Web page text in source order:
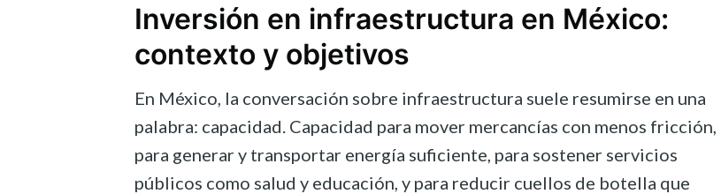
Inversión en infraestructura en México:
contexto y objetivos
En México, la conversación sobre infraestructura suele resumirse en una
palabra: capacidad. Capacidad para mover mercancías con menos fricción,
para generar y transportar energía suficiente, para sostener servicios
públicos como salud y educación, y para reducir cuellos de botella que